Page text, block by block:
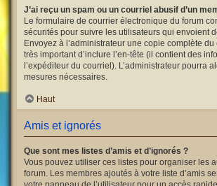
J’ai reçu un spam ou un courriel abusif d’un
Le formulaire de courrier électronique du forum
sécurités pour suivre les utilisateurs qui envoient
Envoyez à l’administrateur une copie complète
très important d’inclure l’en-tête (il contient des
l’expéditeur du courriel). L’administrateur pourra
mesures nécessaires.
Haut
Amis et ignorés
Que sont mes listes d’amis et d’ignorés ?
Vous pouvez utiliser ces listes pour organiser les
forum. Les membres ajoutés à votre liste d’amis